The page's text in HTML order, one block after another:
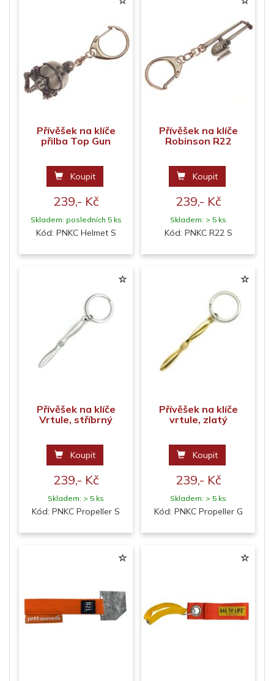
Přívěšek na klíče
přilba Top Gun
Koupit
239,- Kč
Skladem: posledních 5 ks
Kód: PNKC Helmet S
Přívěšek na klíče
Robinson R22
Koupit
239,- Kč
Skladem: > 5 ks
Kód: PNKC R22 S
Přívěšek na klíče
Vrtule, stříbrný
Koupit
239,- Kč
Skladem: > 5 ks
Kód: PNKC Propeller S
Přívěšek na klíče
vrtule, zlatý
Koupit
239,- Kč
Skladem: > 5 ks
Kód: PNKC Propeller G